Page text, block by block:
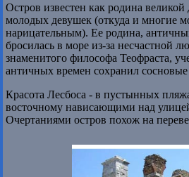
Остров известен как родина
молодых девушек (откуда и многие
нарицательным). Ее родина,
бросилась в море из-за несчастной
знаменитого философа Теофраста,
античных времен сохранил
Красота Лесбоса - в пустынных
восточному нависающими над
Очертаниями остров похож на